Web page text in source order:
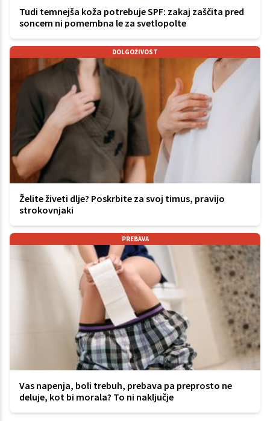
Tudi temnejša koža potrebuje SPF: zakaj zaščita pred
soncem ni pomembna le za svetlopolte
DOLGOŽIVOST
Želite živeti dlje? Poskrbite za svoj timus, pravijo
strokovnjaki
PREBAVA
Vas napenja, boli trebuh, prebava pa preprosto ne
deluje, kot bi morala? To ni naključje